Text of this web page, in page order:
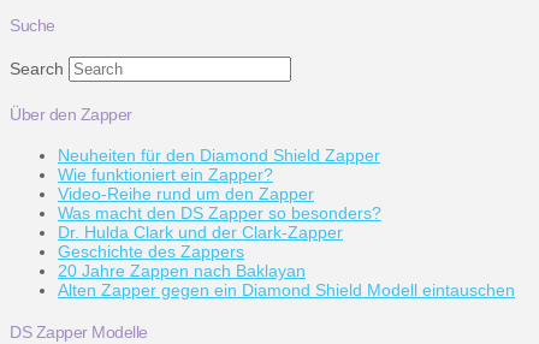
Suche
Search
Über den Zapper
Neuheiten für den Diamond Shield Zapper
Wie funktioniert ein Zapper?
Video-Reihe rund um den Zapper
Was macht den DS Zapper so besonders?
Dr. Hulda Clark und der Clark-Zapper
Geschichte des Zappers
20 Jahre Zappen nach Baklayan
Alten Zapper gegen ein Diamond Shield Modell eintauschen
DS Zapper Modelle